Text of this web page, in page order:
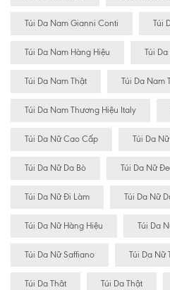
Túi Da Nam Gianni Conti Túi
Túi Da Nam Hàng Hiệu Túi
Túi Da Nam Thật Túi Da Nam
Túi Da Nam Thương Hiệu Italy
Túi Da Nữ Cao Cấp Túi Da
Túi Da Nữ Da Bò Túi Da Nữ
Túi Da Nữ Đi Làm Túi Da Nữ
Túi Da Nữ Hàng Hiệu Túi Da
Túi Da Nữ Saffiano Túi Da Nữ
Túi Da Thât Túi Da Thật